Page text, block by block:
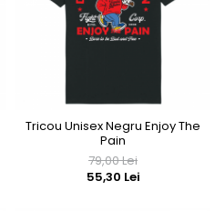
Tricou Unisex Negru Enjoy The
Pain
79,00 Lei
55,30 Lei